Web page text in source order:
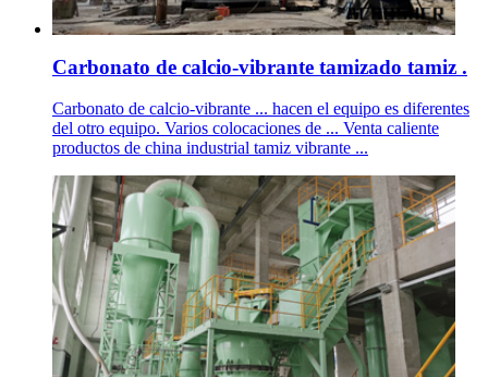
Carbonato de calcio-vibrante tamizado tamiz .
Carbonato de calcio-vibrante ... hacen el equipo es diferentes
del otro equipo. Varios colocaciones de ... Venta caliente
productos de china industrial tamiz vibrante ...